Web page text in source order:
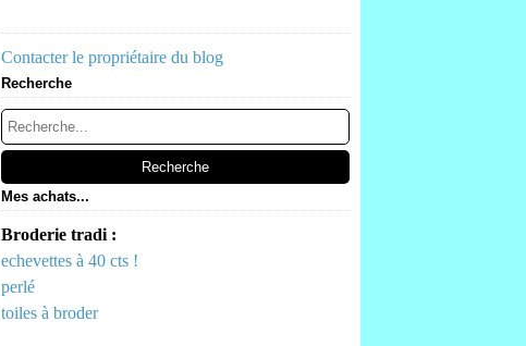
Contacter le propriétaire du blog
Recherche
Mes achats...
Broderie tradi :
echevettes à 40 cts !
perlé
toiles à broder